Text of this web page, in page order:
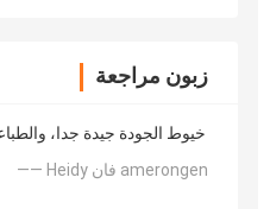
زبون مراجعة
خيوط الجودة جيدة جدا،
—— Heidy فان amerongen